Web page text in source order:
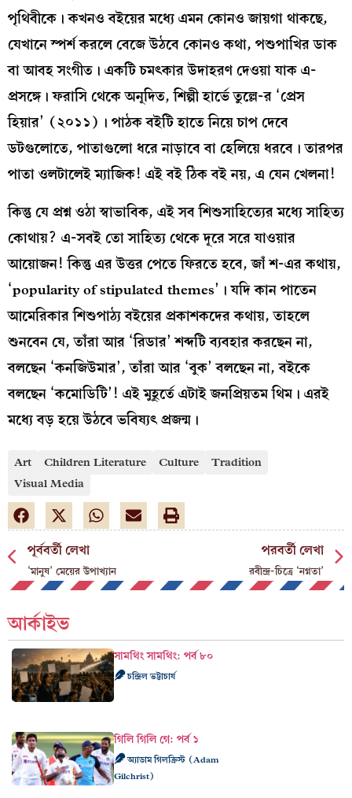
পৃথিবীকে। কখনও বইয়ের মধ্যে এমন কোনও জায়গা থাকছে,
যেখানে স্পর্শ করলে বেজে উঠবে কোনও কথা, পশুপাখির ডাক
বা আবহ সংগীত। একটি চমৎকার উদাহরণ দেওয়া যাক এ-
প্রসঙ্গে। ফরাসি থেকে অনূদিত, শিল্পী হার্ভে তুল্লে-র ‘প্রেস
হিয়ার’ (২০১১)। পাঠক বইটি হাতে নিয়ে চাপ দেবে
ডটগুলোতে, পাতাগুলো ধরে নাড়াবে বা হেলিয়ে ধরবে। তারপর
পাতা ওলটালেই ম্যাজিক! এই বই ঠিক বই নয়, এ যেন খেলনা!
কিন্তু যে প্রশ্ন ওঠা স্বাভাবিক, এই সব শিশুসাহিত্যের মধ্যে সাহিত্য
কোথায়? এ-সবই তো সাহিত্য থেকে দূরে সরে যাওয়ার
আয়োজন! কিন্তু এর উত্তর পেতে ফিরতে হবে, জাঁ শ-এর কথায়,
‘popularity of stipulated themes’। যদি কান পাতেন
আমেরিকার শিশুপাঠ্য বইয়ের প্রকাশকদের কথায়, তাহলে
শুনবেন যে, তাঁরা আর ‘রিডার’ শব্দটি ব্যবহার করছেন না,
বলছেন ‘কনজিউমার’, তাঁরা আর ‘বুক’ বলছেন না, বইকে
বলছেন ‘কমোডিটি’! এই মুহূর্তে এটাই জনপ্রিয়তম থিম। এরই
মধ্যে বড় হয়ে উঠবে ভবিষ্যৎ প্রজন্ম।
Art Children Literature Culture
Tradition
Visual Media
পূর্ববর্তী লেখা
‘মানুষ’ মেয়ের উপাখ্যান
পরবর্তী লেখা
রবীন্দ্র-চিত্রে ‘নগ্নতা’
আর্কাইভ
সামথিং সামথিং: পর্ব ৮০
চন্দ্রিল ভট্টাচার্য
গিলি গিলি গে: পর্ব ১
অ্যাডাম গিলক্রিস্ট (Adam
Gilchrist)